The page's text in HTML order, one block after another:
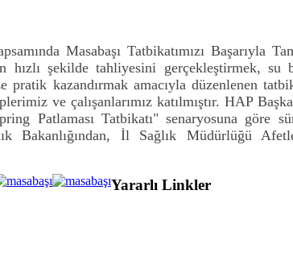
Masabaşı Tatbikatımızı Başarıyla
hızlı şekilde tahliyesini gerçekleştirmek, su
pratik kazandırmak amacıyla düzenlenen
ve çalışanlarımız katılmıştır. HAP
Patlaması Tatbikatı" senaryosuna
Bakanlığından, İl Sağlık Müdürlüğü
Yararlı Linkler